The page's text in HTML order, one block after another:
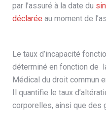
par l’assuré à la date du
déclarée au moment de
Le taux d’incapacité
déterminé en fonction de
Médical du droit commun
Il quantifie le taux
corporelles, ainsi que des